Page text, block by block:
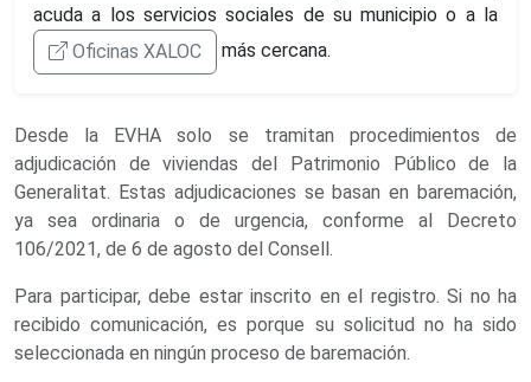
acuda a los servicios sociales de su municipio o a la
Oficinas XALOC
más cercana.
Desde la EVHA solo se tramitan procedimientos de
adjudicación de viviendas del Patrimonio Público de la
Generalitat. Estas adjudicaciones se basan en baremación,
ya sea ordinaria o de urgencia, conforme al Decreto
106/2021, de 6 de agosto del Consell.
Para participar, debe estar inscrito en el registro. Si no ha
recibido comunicación, es porque su solicitud no ha sido
seleccionada en ningún proceso de baremación.